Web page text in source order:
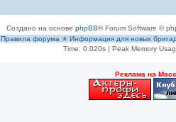
Создано на основе phpBB® Forum Software ©
Правила форума ✭ Информация для новых
Time: 0.020s| Peak Memory
Рeклама на